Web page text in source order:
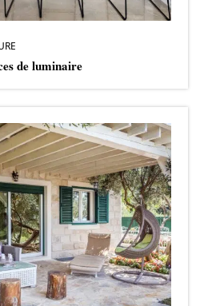
de luminaire